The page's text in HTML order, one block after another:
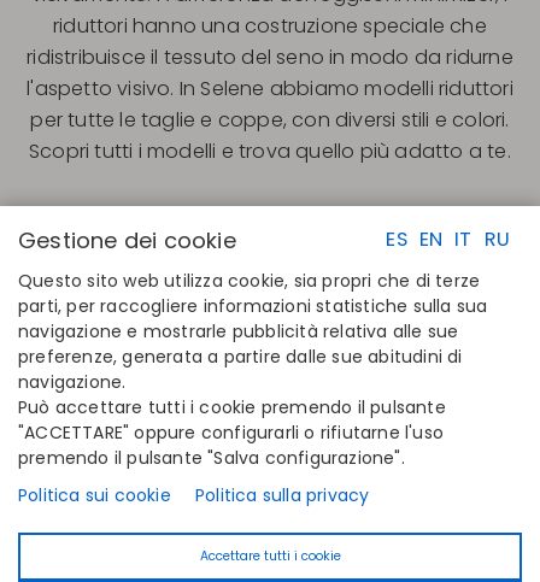
riduttori hanno una costruzione speciale che
ridistribuisce il tessuto del seno in modo da ridurne
l'aspetto visivo. In Selene abbiamo modelli riduttori
per tutte le taglie e coppe, con diversi stili e colori.
Scopri tutti i modelli e trova quello più adatto a te.
ES EN IT RU
Gestione dei cookie
Questo sito web utilizza cookie, sia propri che di terze
parti, per raccogliere informazioni statistiche sulla sua
navigazione e mostrarle pubblicità relativa alle sue
preferenze, generata a partire dalle sue abitudini di
navigazione.
Può accettare tutti i cookie premendo il pulsante
"ACCETTARE" oppure configurarli o rifiutarne l'uso
premendo il pulsante "Salva configurazione".
Politica sui cookie
Politica sulla privacy
Accettare tutti i cookie
LINK RAPIDI
Calcola la tua taglia
Trova il tuo negozio
Unisciti alla directory
CONTATTI
Disintex 2021 SL
disintex@disintex.es
AZIENDA
Chi siamo
Blog
SEGUICI
Facebook
Linkedin
Youtube